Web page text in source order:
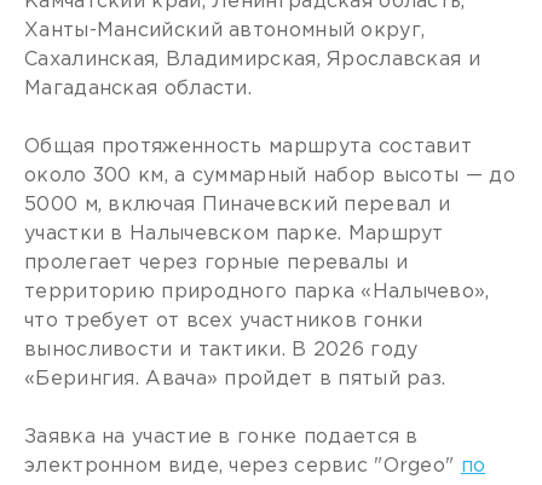
Ханты-Мансийский автономный округ,
Сахалинская, Владимирская, Ярославская и
Магаданская области.
Общая протяженность маршрута составит
около 300 км, а суммарный набор высоты — до
5000 м, включая Пиначевский перевал и
участки в Налычевском парке. Маршрут
пролегает через горные перевалы и
территорию природного парка «Налычево»,
что требует от всех участников гонки
выносливости и тактики. В 2026 году
«Берингия. Авача» пройдет в пятый раз.
Заявка на участие в гонке подается в
электронном виде, через сервис "Orgeo" по